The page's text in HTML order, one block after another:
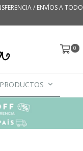
/ ENVÍOS A TODO
0
PRODUCTOS